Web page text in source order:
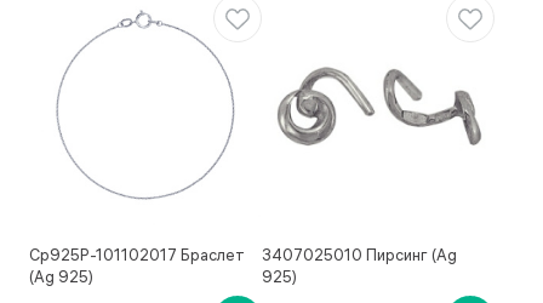
Ср925Р-101102017 Браслет
(Ag 925)
3407025010 Пирсинг (Ag
925)